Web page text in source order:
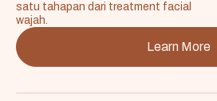
satu tahapan dari treatment facial
wajah.
Learn More